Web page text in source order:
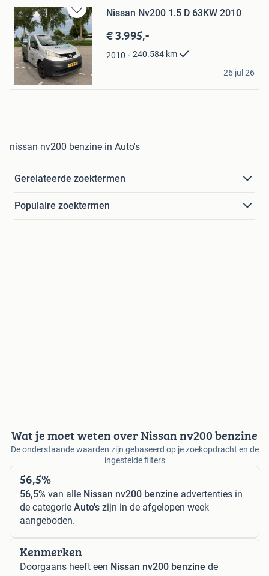
Bewaren
in
Mijn
Favorieten
Nissan Nv200 1.5 D 63KW 2010
€ 3.995,-
2010 240.584 km
Phonenerd
Amsterdam
26 jul 26
nissan nv200 benzine in Auto's
Gerelateerde zoektermen
Populaire zoektermen
Wat je moet weten over Nissan nv200 benzine
De onderstaande waarden zijn gebaseerd op je zoekopdracht en de
ingestelde filters
56,5%
56,5% van alle Nissan nv200 benzine advertenties in
de categorie Auto's zijn in de afgelopen week
aangeboden.
Kenmerken
Doorgaans heeft een Nissan nv200 benzine de